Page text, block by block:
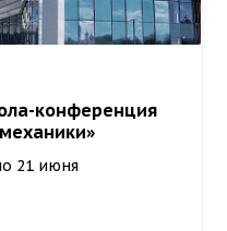
конференция
21 июня